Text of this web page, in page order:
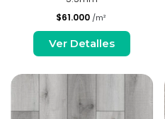
$61.000 /m²
Ver Detalles